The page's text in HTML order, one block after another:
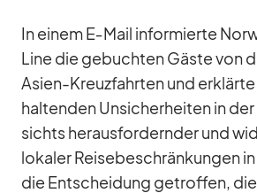
In ei­nem E‑Mail in­for­mierte
Line die ge­buch­ten Gäste von
Asien-Kreuz­fahr­ten und
hal­ten­den Un­si­cher­hei­ten in
sichts her­aus­for­dern­der und
lo­ka­ler Rei­se­be­schrän­kun­gen
die Ent­schei­dung ge­trof­fen,